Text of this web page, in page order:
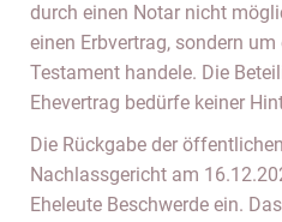
durch einen Notar nicht
einen Erbvertrag, sondern
Testament handele. Die
Ehevertrag bedürfe keiner
Die Rückgabe der
Nachlassgericht am
Eheleute Beschwerde ein.